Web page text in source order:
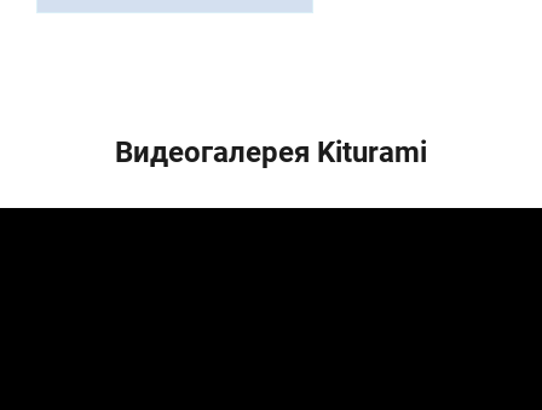
Видеогалерея Kiturami